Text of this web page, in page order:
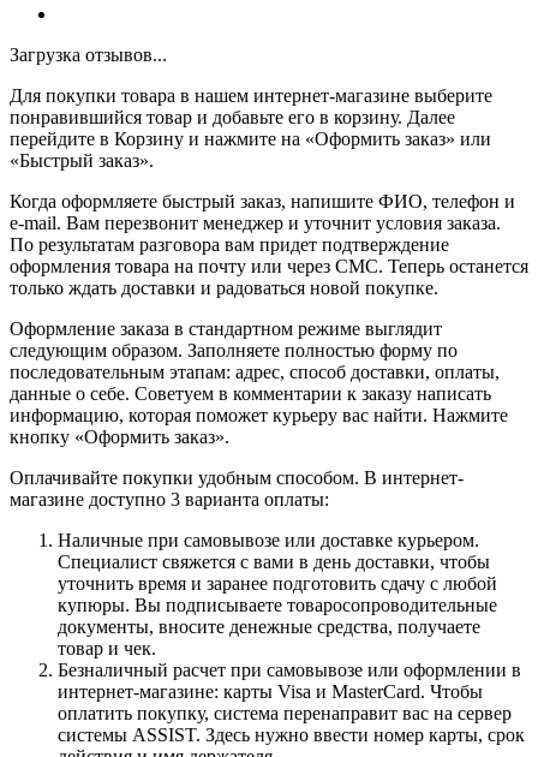
Загрузка отзывов...
Для покупки товара в нашем интернет-магазине выберите
понравившийся товар и добавьте его в корзину. Далее
перейдите в Корзину и нажмите на «Оформить заказ» или
«Быстрый заказ».
Когда оформляете быстрый заказ, напишите ФИО, телефон и
e-mail. Вам перезвонит менеджер и уточнит условия заказа.
По результатам разговора вам придет подтверждение
оформления товара на почту или через СМС. Теперь останется
только ждать доставки и радоваться новой покупке.
Оформление заказа в стандартном режиме выглядит
следующим образом. Заполняете полностью форму по
последовательным этапам: адрес, способ доставки, оплаты,
данные о себе. Советуем в комментарии к заказу написать
информацию, которая поможет курьеру вас найти. Нажмите
кнопку «Оформить заказ».
Оплачивайте покупки удобным способом. В интернет-
магазине доступно 3 варианта оплаты:
Наличные при самовывозе или доставке курьером.
Специалист свяжется с вами в день доставки, чтобы
уточнить время и заранее подготовить сдачу с любой
купюры. Вы подписываете товаросопроводительные
документы, вносите денежные средства, получаете
товар и чек.
Безналичный расчет при самовывозе или оформлении в
интернет-магазине: карты Visa и MasterCard. Чтобы
оплатить покупку, система перенаправит вас на сервер
системы ASSIST. Здесь нужно ввести номер карты, срок